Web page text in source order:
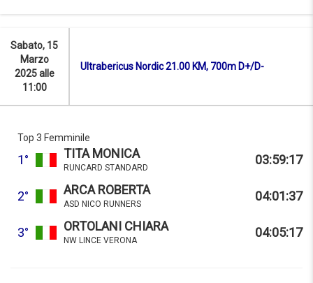
Sabato, 15
Marzo
2025 alle
11:00
Ultrabericus Nordic 21.00 KM, 700m D+/D-
Top 3 Femminile
1° TITA MONICA
RUNCARD STANDARD
03:59:17
2° ARCA ROBERTA
ASD NICO RUNNERS
04:01:37
3° ORTOLANI CHIARA
NW LINCE VERONA
04:05:17